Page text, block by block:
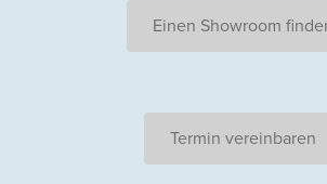
Einen Showroom
Termin vereinbaren